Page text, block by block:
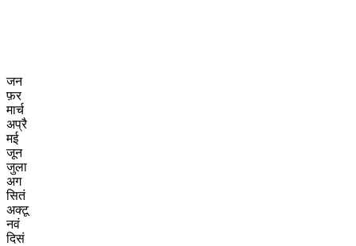
जन
फ़र
मार्च
अप्रै
मई
जून
जुला
अग
सितं
अक्टू
नवं
दिसं